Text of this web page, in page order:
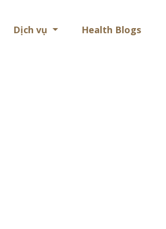
Dịch vụ Health BlogsHealth